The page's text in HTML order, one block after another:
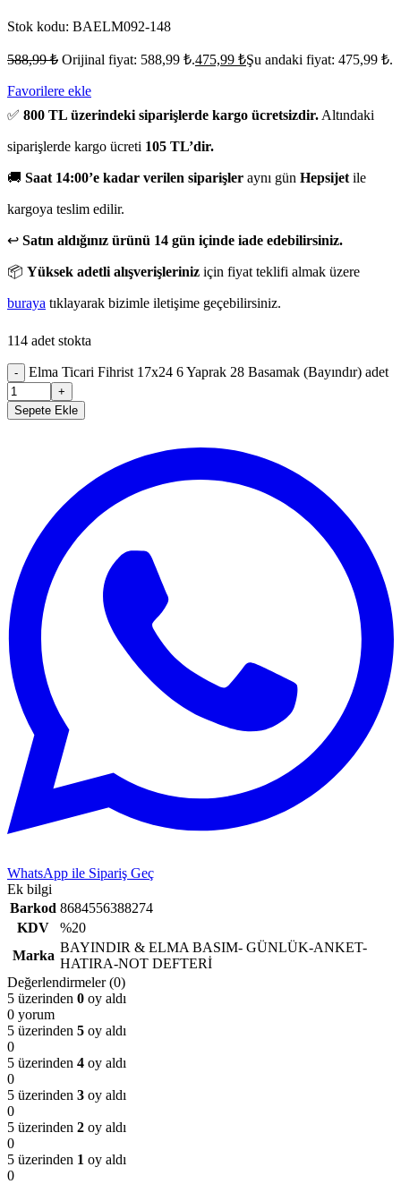
Stok kodu: BAELM092-148
588,99₺ Orijinal fiyat: 588,99 ₺.475,99 ₺Şu andaki fiyat: 475,99 ₺.
Favorilere ekle
✅ 800 TL üzerindeki siparişlerde kargo ücretsizdir. Altındaki
siparişlerde kargo ücreti 105 TL’dir.
🚚 Saat 14:00’e kadar verilen siparişler aynı gün Hepsijet ile
kargoya teslim edilir.
↩️ Satın aldığınız ürünü 14 gün içinde iade edebilirsiniz.
📦 Yüksek adetli alışverişleriniz için fiyat teklifi almak üzere
buraya tıklayarak bizimle iletişime geçebilirsiniz.
114 adet stokta
- Elma Ticari Fihrist 17x24 6 Yaprak 28 Basamak (Bayındır) adet
+
Sepete Ekle
WhatsApp ile Sipariş Geç
Ek bilgi
Barkod 8684556388274
KDV
%20
Marka
BAYINDIR & ELMA BASIM- GÜNLÜK-ANKET-
HATIRA-NOT DEFTERİ
Değerlendirmeler (0)
5 üzerinden 0 oy aldı
0 yorum
5 üzerinden 5 oy aldı
0
5 üzerinden 4 oy aldı
0
5 üzerinden 3 oy aldı
0
5 üzerinden 2 oy aldı
0
5 üzerinden 1 oy aldı
0